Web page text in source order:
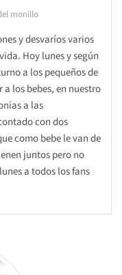
monillo
y desvaríos varios
Hoy lunes y según
a los pequeños de
a los bebes, en nuestro
a las
con dos
como bebe le van de
juntos pero no
a todos los fans